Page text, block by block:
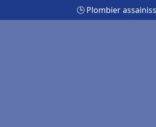
🕒 Plombier